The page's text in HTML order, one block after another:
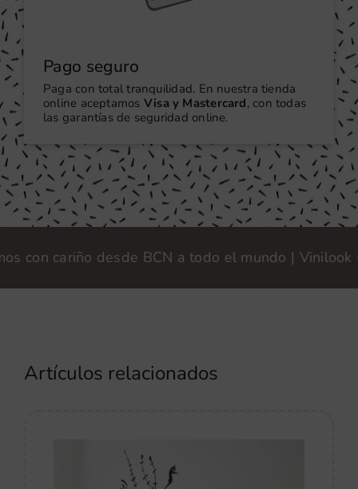
Pago seguro
Paga con total tranquilidad. En nuestra tienda
online aceptamos Visa y Mastercard, con todas
las garantías de seguridad online.
desde BCN a todo el mundo | Vinilook ·
Artículos relacionados